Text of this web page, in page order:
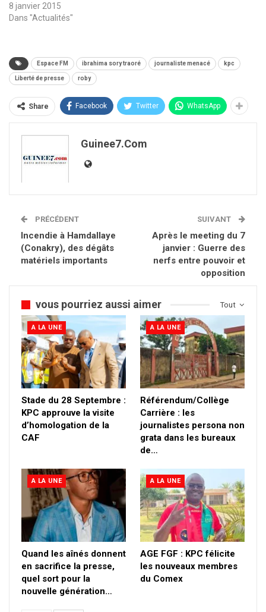
8 janvier 2015
Dans "Actualités"
Espace FM ibrahima sory traoré journaliste menacé kpc
Liberté de presse roby
Share Facebook Twitter WhatsApp
Guinee7.com
PRÉCÉDENT
Incendie à Hamdallaye
(Conakry), des dégâts
matériels importants
SUIVANT
Après le meeting du 7
janvier : Guerre des
nerfs entre pouvoir et
opposition
Tout
vous pourriez aussi aimer
A LA UNE
Stade du 28 Septembre :
KPC approuve la visite
d’homologation de la
CAF
A LA UNE
Référendum/Collège
Carrière : les
journalistes persona non
grata dans les bureaux
de…
A LA UNE
Quand les aînés donnent
en sacrifice la presse,
quel sort pour la
nouvelle génération…
A LA UNE
AGE FGF : KPC félicite
les nouveaux membres
du Comex